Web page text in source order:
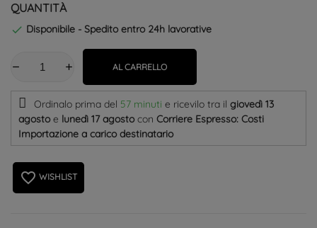
QUANTITÀ
 Disponibile - Spedito entro 24h lavorative
AL CARRELLO
Ordinalo prima del 57 minuti e ricevilo tra il giovedì 13
agostoe lunedì 17 agosto con Corriere Espresso: Costi
Importazione a carico destinatario
favorite_border WISHLIST